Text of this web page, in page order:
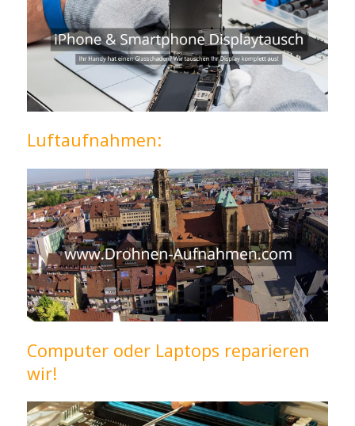
Luftaufnahmen:
Computer oder Laptops reparieren
wir!